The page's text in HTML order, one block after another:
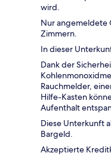
wird.
Nur angemeldete
Zimmern.
In dieser
Dank der
Rauchmelder,
Hilfe-Kasten
Aufenthalt
Diese Unterkunft
Bargeld.
Akzeptierte